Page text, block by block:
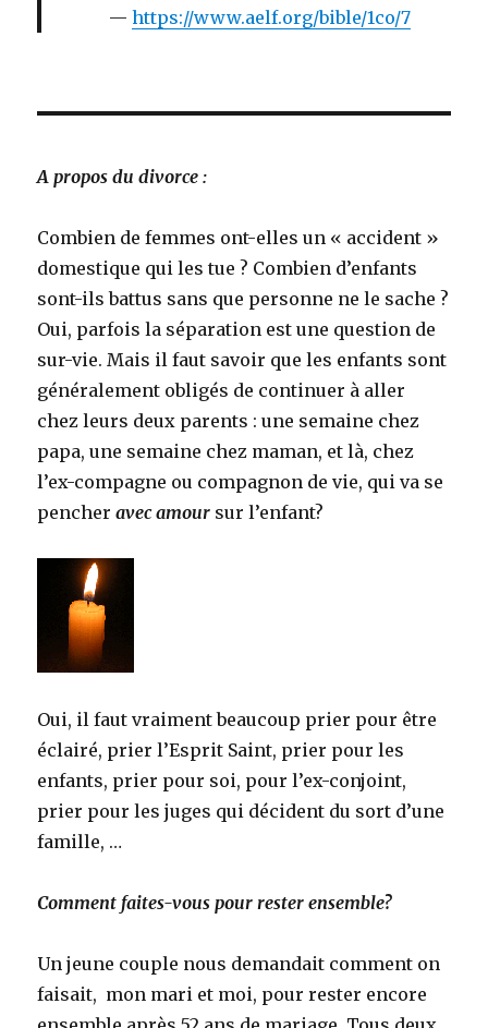
https://www.aelf.org/bible/1co/7
A propos du divorce :
Combien de femmes ont-elles un « accident »
domestique qui les tue ? Combien d’enfants
sont-ils battus sans que personne ne le sache ?
Oui, parfois la séparation est une question de
sur-vie. Mais il faut savoir que les enfants sont
généralement obligés de continuer à aller
chez leurs deux parents : une semaine chez
papa, une semaine chez maman, et là, chez
l’ex-compagne ou compagnon de vie, qui va se
pencheravec amour sur l’enfant?
Oui, il faut vraiment beaucoup prier pour être
éclairé, prier l’Esprit Saint, prier pour les
enfants, prier pour soi, pour l’ex-conjoint,
prier pour les juges qui décident du sort d’une
famille, …
Comment faites-vous pour rester ensemble?
Un jeune couple nous demandait comment on
faisait, mon mari et moi, pour rester encore